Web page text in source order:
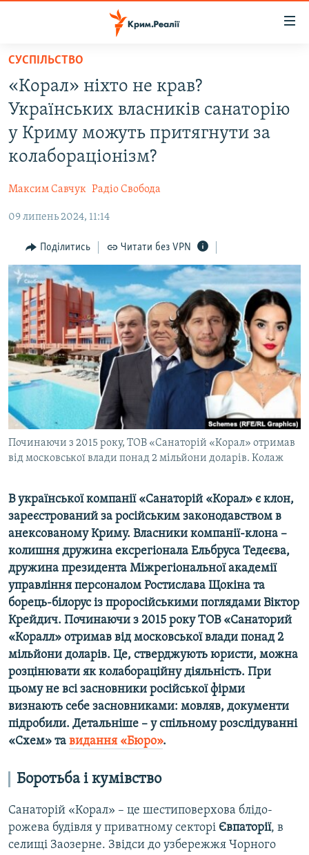
Перейти
основного
матеріалу
Перейти
до
основної
Перейти
до
ВОДА.КРИМ
ВІДЕО ТА ФОТО
ПОЛІТИКА
ІНТЕРВ'Ю
ВСЕ ЗА ДЕНЬ
СПЕЦПРОЕКТИ
ДЕПОРТАЦІЯ
ВІДЕОУРОКИ «ELIFBE»
СВІДЧЕННЯ ОКУПАЦІЇ
УКРАЇНСЬКА ПРОБЛЕМА КРИМУ
ІНФОГРАФІКА
ЯК ОБІЙТИ БЛОКУВАННЯ
Русский
Qırımtatar
ДОЛУЧАЙСЯ!
Усі сайти RFE/RL
СУСПІЛЬСТВО
«Корал» ніхто не крав?
Українських власників санаторію
у Криму можуть притягнути за
колабораціонізм?
Максим Савчук Радіо Свобода
09 липень 2024, 11:14
Поділитись Читати без VPN
Починаючи з 2015 року, ТОВ «Санаторій «Корал» отримав
від московської влади понад 2 мільйони доларів. Колаж
В української компанії «Санаторій «Корал» є клон,
зареєстрований за російським законодавством в
анексованому Криму. Власники компанії-клона –
колишня дружина ексрегіонала Ельбруса Тедеєва,
дружина президента Міжрегіональної академії
управління персоналом Ростислава Щокіна та
борець-білорус із проросійськими поглядами Віктор
Крейдич. Починаючи з 2015 року ТОВ «Санаторий
«Коралл» отримав від московської влади понад 2
мільйони доларів. Це, стверджують юристи, можна
розцінювати як колабораційну діяльність. При
цьому не всі засновники російської фірми
визнають себе засновниками: мовляв, документи
підробили. Детальніше – у спільному розслідуванні
«Схем» та видання «Бюро».
Боротьба і кумівство
Санаторій «Корал» – це шестиповерхова блідо-
рожева будівля у приватному секторі Євпаторії, в
селищі Заозерне. Звідси до узбережжя Чорного